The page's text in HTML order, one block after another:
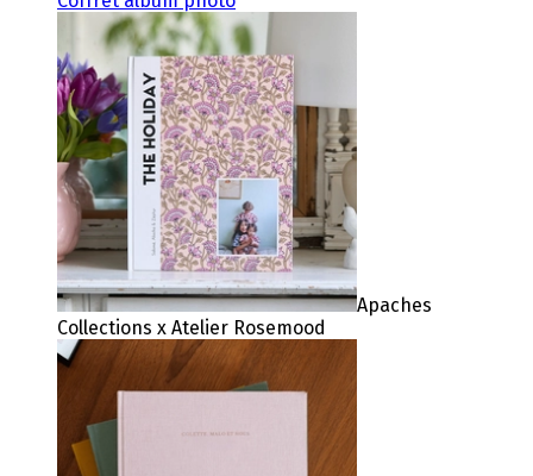
Apaches
Collections x Atelier Rosemood